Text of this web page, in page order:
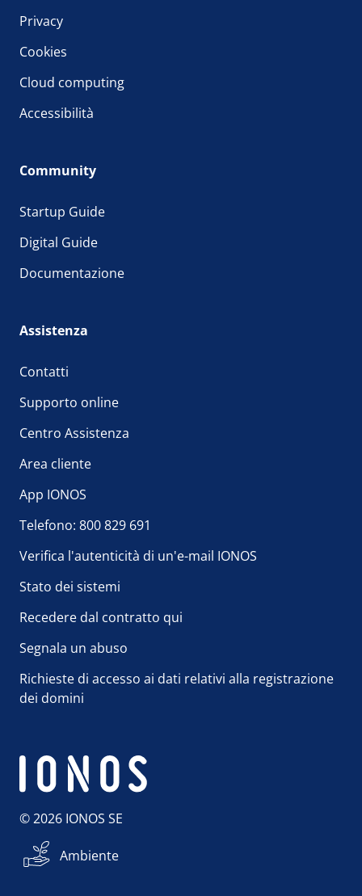
Privacy
Cookies
Cloud computing
Accessibilità
Community
Startup Guide
Digital Guide
Documentazione
Assistenza
Contatti
Supporto online
Centro Assistenza
Area cliente
App IONOS
Telefono: 800 829 691
Verifica l'autenticità di un'e-mail IONOS
Stato dei sistemi
Recedere dal contratto qui
Segnala un abuso
Richieste di accesso ai dati relativi alla registrazione
dei domini
© 2026 IONOS SE
Ambiente